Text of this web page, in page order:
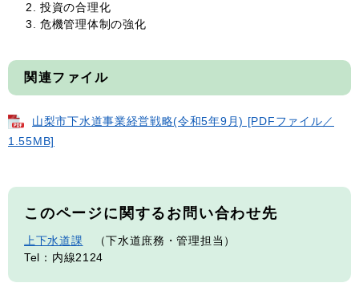
投資の合理化
危機管理体制の強化
関連ファイル
山梨市下水道事業経営戦略(令和5年9月) [PDFファイル／
1.55MB]
このページに関するお問い合わせ先
上下水道課
下水道庶務・管理担当
Tel：内線2124